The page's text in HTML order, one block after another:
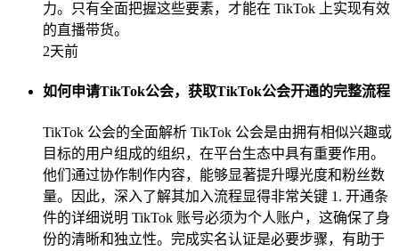
力。只有全面把握这些要素，才能在 TikTok 上实现有效
的直播带货。
2天前
如何申请TikTok公会，获取TikTok公会开通的完整流程
TikTok 公会的全面解析 TikTok 公会是由拥有相似兴趣或
目标的用户组成的组织，在平台生态中具有重要作用。
他们通过协作制作内容，能够显著提升曝光度和粉丝数
量。因此，深入了解其加入流程显得非常关键 1. 开通条
件的详细说明 TikTok 账号必须为个人账户，这确保了身
份的清晰和独立性。完成实名认证是必要步骤，有助于